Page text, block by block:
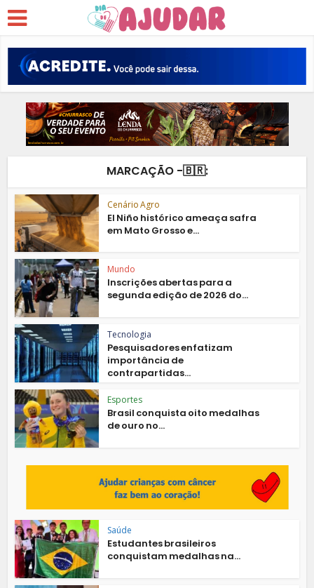
MARCAÇÃO -🇧🇷:
Cenário Agro
El Niño histórico ameaça safra
em Mato Grosso e...
Mundo
Inscrições abertas para a
segunda edição de 2026 do...
Tecnologia
Pesquisadores enfatizam
importância de
contrapartidas...
Esportes
Brasil conquista oito medalhas
de ouro no...
Saúde
Estudantes brasileiros
conquistam medalhas na...